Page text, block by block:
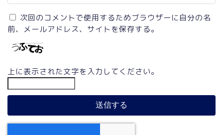
次回のコメントで使用するためブラウザーに自分の名
前、メールアドレス、サイトを保存する。
上に表示された文字を入力してください。